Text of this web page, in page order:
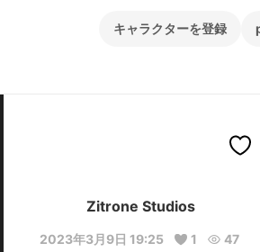
キャラクターを登録
Zitrone Studios
2023年3月9日 19:25 1 47